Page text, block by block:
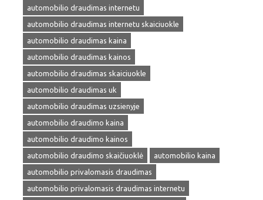
automobilio draudimas internetu
automobilio draudimas internetu skaiciuokle
automobilio draudimas kaina
automobilio draudimas kainos
automobilio draudimas skaiciuokle
automobilio draudimas uk
automobilio draudimas uzsienyje
automobilio draudimo kaina
automobilio draudimo kainos
automobilio draudimo skaičiuoklė
automobilio kaina
automobilio privalomasis draudimas
automobilio privalomasis draudimas internetu